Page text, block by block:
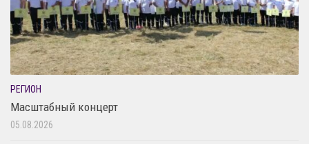
РЕГИОН
Масштабный концерт
05.08.2026